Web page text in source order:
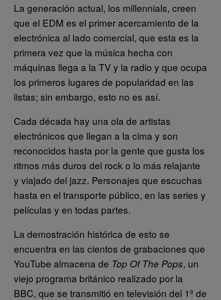
La generación actual, los millennials, creen
que el EDM es el primer acercamiento de la
electrónica al lado comercial, que esta es la
primera vez que la música hecha con
máquinas llega a la TV y la radio y que ocupa
los primeros lugares de popularidad en las
listas; sin embargo, esto no es así.
Cada década hay una ola de artistas
electrónicos que llegan a la cima y son
reconocidos hasta por la gente que gusta los
ritmos más duros del rock o lo más relajante
y viajado del jazz. Personajes que escuchas
hasta en el transporte público, en las series y
películas y en todas partes.
La demostración histórica de esto se
encuentra en las cientos de grabaciones que
YouTube almacena de Top Of The Pops, un
viejo programa británico realizado por la
BBC, que se transmitió en televisión del 1º de